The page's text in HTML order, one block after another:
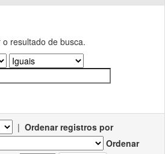
resultado de busca.
| Ordenar registros por
Ordenar